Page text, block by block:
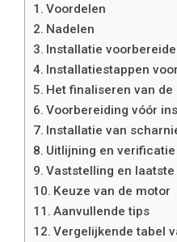
Voordelen
Nadelen
Installatie
Installatiestappen
Het finaliseren van
Voorbereiding vóór
Installatie van
Uitlijning en verificatie
Vaststelling en
Keuze van de motor
Aanvullende tips
Vergelijkende tabel